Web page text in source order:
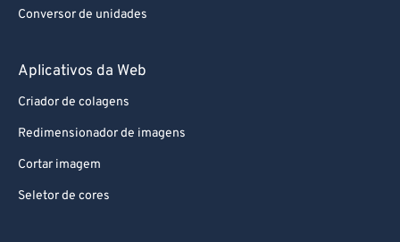
Conversor de unidades
Aplicativos da Web
Criador de colagens
Redimensionador de imagens
Cortar imagem
Seletor de cores